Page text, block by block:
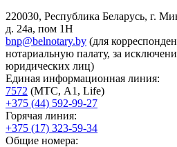
220030, Республика Беларусь, г.
д. 24а, пом 1Н
bnp@belnotary.by (для
нотариальную палату, за
юридических лиц)
Единая информационная линия:
7572 (МТС, A1, Life)
+375 (44) 592-99-27
Горячая линия:
+375 (17) 323-59-34
Общие номера: